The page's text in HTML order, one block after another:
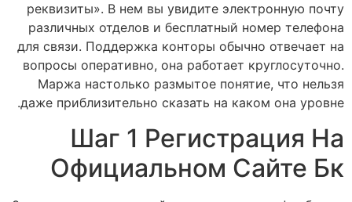
реквизиты». В нем вы увидите электронную почту
различных отделов и бесплатный номер телефона
для связи. Поддержка конторы обычно отвечает на
вопросы оперативно, она работает круглосуточно.
Маржа настолько размытое понятие, что нельзя
даже приблизительно сказать на каком она уровне.
Шаг 1 Регистрация На
Официальном Сайте Бк